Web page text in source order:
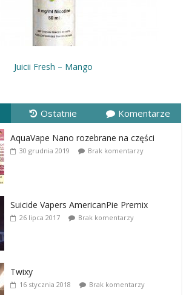
Juicii Fresh – Mango
Ostatnie Komentarze
AquaVape Nano rozebrane na części
30 grudnia 2019 Brak komentarzy
Suicide Vapers AmericanPie Premix
26 lipca 2017 Brak komentarzy
Twixy
16 stycznia 2018 Brak komentarzy